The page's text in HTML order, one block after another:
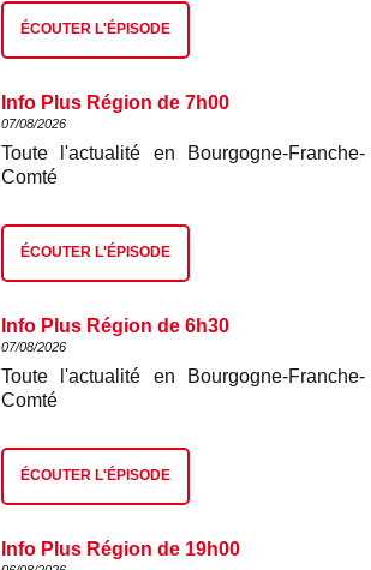
ÉCOUTER L'ÉPISODE
Info Plus Région de 7h00
07/08/2026
Toute l'actualité en Bourgogne-Franche-
Comté
ÉCOUTER L'ÉPISODE
Info Plus Région de 6h30
07/08/2026
Toute l'actualité en Bourgogne-Franche-
Comté
ÉCOUTER L'ÉPISODE
Info Plus Région de 19h00